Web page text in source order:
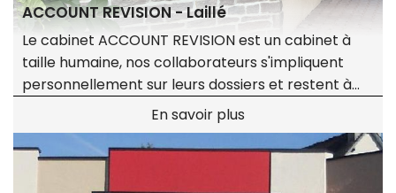
ACCOUNT REVISION - Laillé
Le cabinet ACCOUNT REVISION est un cabinet à
taille humaine, nos collaborateurs s'impliquent
personnellement sur leurs dossiers et restent à
votre écoute pour tous projets nécessaires à la vie
de votre entreprise.
En savoir plus